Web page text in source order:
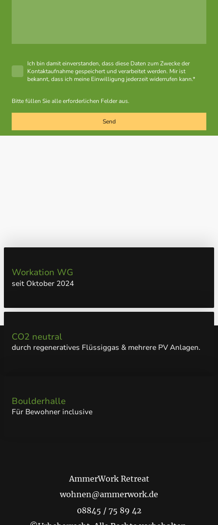
Ich bin damit einverstanden, dass diese Daten zum Zwecke der
Kontaktaufnahme gespeichert und verarbeitet werden. Mir ist
bekannt, dass ich meine Einwilligung jederzeit widerrufen kann.*
Bitte füllen Sie alle erforderlichen Felder aus.
Send
Workation WG
seit Oktober 2024
CO2 neutral
durch regeneratives Flüssiggas & mehrere PV Anlagen.
Boulderhalle
Für Bewohner inclusive
AmmerWork Retreat
wohnen@ammerwork.de
08845 / 75 89 42